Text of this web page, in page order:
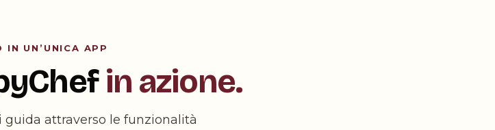
IN UN’UNICA APP
in azione.
guida attraverso le funzionalità